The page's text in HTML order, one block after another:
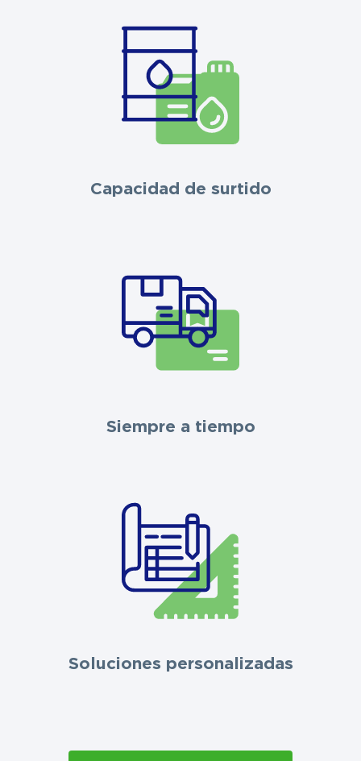
Capacidad de surtido
Siempre a tiempo
Soluciones personalizadas